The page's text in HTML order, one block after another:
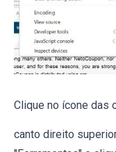
Clique no ícone das
canto direito